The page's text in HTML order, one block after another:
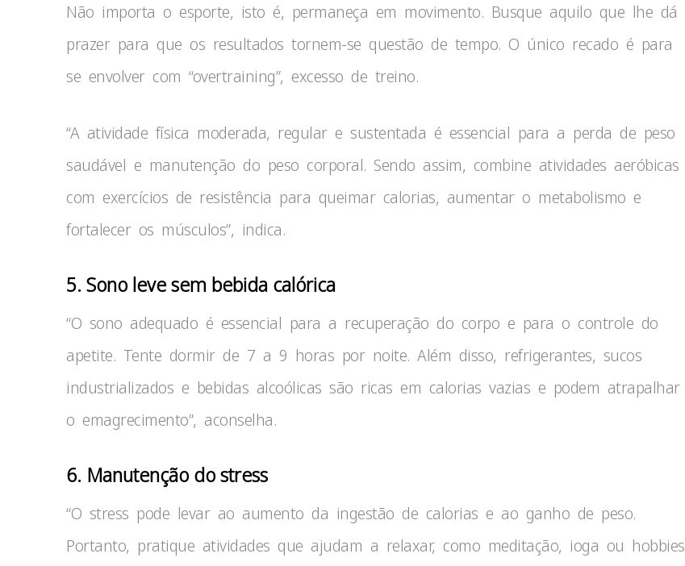
Não importa o esporte, isto é, permaneça em movimento. Busque aquilo que lhe dá
prazer para que os resultados tornem-se questão de tempo. O único recado é para
se envolver com “overtraining”, excesso de treino.
“A atividade física moderada, regular e sustentada é essencial para a perda de peso
saudável e manutenção do peso corporal. Sendo assim, combine atividades aeróbicas
com exercícios de resistência para queimar calorias, aumentar o metabolismo e
fortalecer os músculos”, indica.
5. Sono leve sem bebida calórica
“O sono adequado é essencial para a recuperação do corpo e para o controle do
apetite. Tente dormir de 7 a 9 horas por noite. Além disso, refrigerantes, sucos
industrializados e bebidas alcoólicas são ricas em calorias vazias e podem atrapalhar
o emagrecimento”, aconselha.
6. Manutenção do stress
“O stress pode levar ao aumento da ingestão de calorias e ao ganho de peso.
Portanto, pratique atividades que ajudam a relaxar, como meditação, ioga ou hobbies